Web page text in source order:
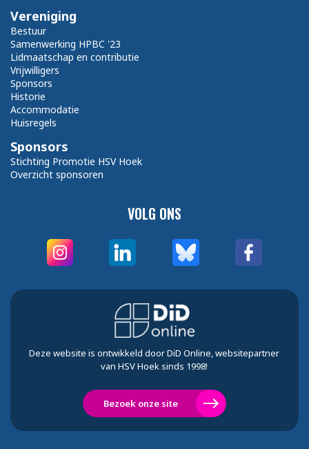
VOLG ONS
Vereniging
Bestuur
Samenwerking HPBC '23
Lidmaatschap en contributie
Vrijwilligers
Sponsors
Historie
Accommodatie
Huisregels
Sponsors
Stichting Promotie HSV Hoek
Overzicht sponsoren
Deze website is ontwikkeld door DiD Online, websitepartner
van HSV Hoek sinds 1998!
Bezoek onze site